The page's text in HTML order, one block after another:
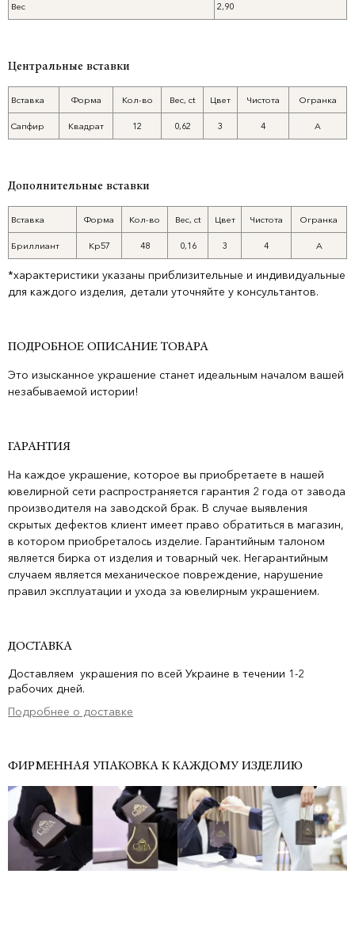
Вес 2,90
Центральные вставки
Вставка Форма Кол-во Вес, ct Цвет Чистота Огранка
Сапфир Квадрат 12 0,62 3 4 А
Дополнительные вставки
Вставка Форма Кол-во Вес, ct Цвет Чистота Огранка
Бриллиант Кр57 48 0,16 3 4 А
*характеристики указаны приблизительные и индивидуальные
для каждого изделия, детали уточняйте у консультантов.
ПОДРОБНОЕ ОПИСАНИЕ ТОВАРА
Это изысканное украшение станет идеальным началом вашей
незабываемой истории!
ГАРАНТИЯ
На каждое украшение, которое вы приобретаете в нашей
ювелирной сети распространяется гарантия 2 года от завода
производителя на заводской брак. В случае выявления
скрытых дефектов клиент имеет право обратиться в магазин,
в котором приобреталось изделие. Гарантийным талоном
является бирка от изделия и товарный чек. Негарантийным
случаем является механическое повреждение, нарушение
правил эксплуатации и ухода за ювелирным украшением.
ДОСТАВКА
Доставляем украшения по всей Украине в течении 1-2
рабочих дней.
Подробнее о доставке
ФИРМЕННАЯ УПАКОВКА К КАЖДОМУ ИЗДЕЛИЮ